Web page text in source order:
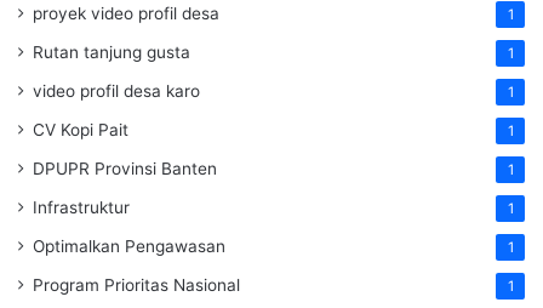
proyek video profil desa 1
Rutan tanjung gusta 1
video profil desa karo 1
CV Kopi Pait 1
DPUPR Provinsi Banten 1
Infrastruktur 1
Optimalkan Pengawasan 1
Program Prioritas Nasional 1